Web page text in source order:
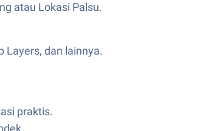
atau Lokasi Palsu.
Layers, dan lainnya.
praktis.